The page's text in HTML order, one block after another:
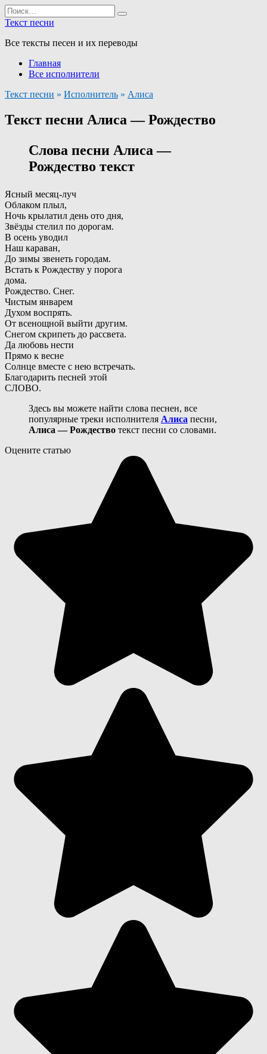
Перейти
к
Search
for:
Текст песни
Все тексты песен и их переводы
Главная
Все исполнители
Текст песни » Исполнитель » Алиса
Текст песни Алиса — Рождество
Слова песни Алиса —
Рождество текст
Ясный месяц-луч
Облаком плыл,
Ночь крылатил день ото дня,
Звёзды стелил по дорогам.
В осень уводил
Наш караван,
До зимы звенеть городам.
Встать к Рождеству у порога
дома.
Рождество. Снег.
Чистым январем
Духом воспрять.
От всенощной выйти другим.
Снегом скрипеть до рассвета.
Да любовь нести
Прямо к весне
Солнце вместе с нею встречать.
Благодарить песней этой
СЛОВО.
Здесь вы можете найти слова песнен, все
популярные треки исполнителя Алиса песни,
Алиса — Рождество текст песни со словами.
Оцените статью